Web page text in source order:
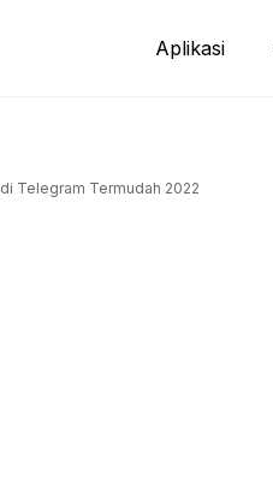
Aplikasi
Telegram Termudah 2022